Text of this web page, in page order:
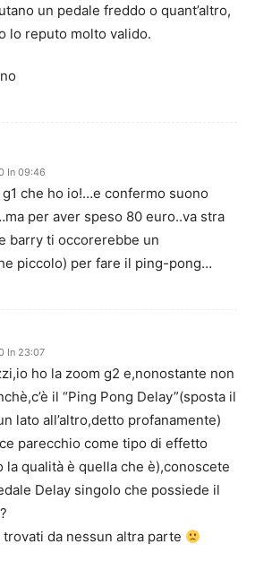
un pedale freddo o quant’altro,
lo reputo molto valido.
In 09:46
che ho io!…e confermo suono
per aver speso 80 euro..va stra
barry ti occorerebbe un
piccolo) per fare il ping-pong…
In 23:07
ho la zoom g2 e,nonostante non
il “Ping Pong Delay”(sposta il
lato all’altro,detto profanamente)
parecchio come tipo di effetto
la qualità è quella che è),conoscete
Delay singolo che possiede il
trovati da nessun altra parte